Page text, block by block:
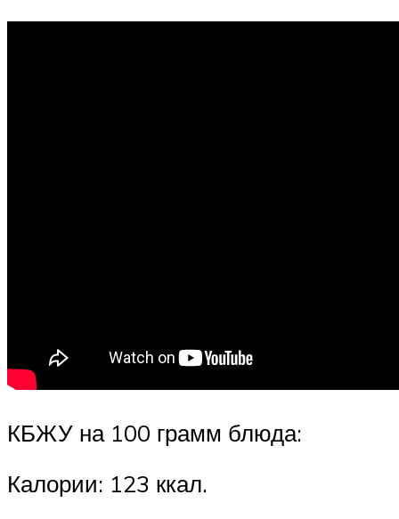
КБЖУ на 100 грамм блюда:
Калории: 123 ккал.